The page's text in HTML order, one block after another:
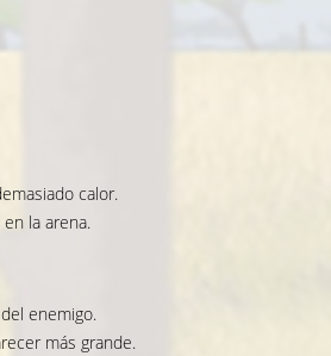
calor.
la arena.
enemigo.
más grande.